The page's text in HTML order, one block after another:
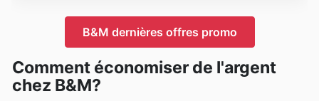
B&M dernières offres promo
Comment économiser de l'argent
chez B&M?